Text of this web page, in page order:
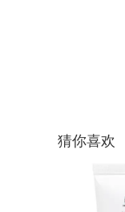
猜你喜欢